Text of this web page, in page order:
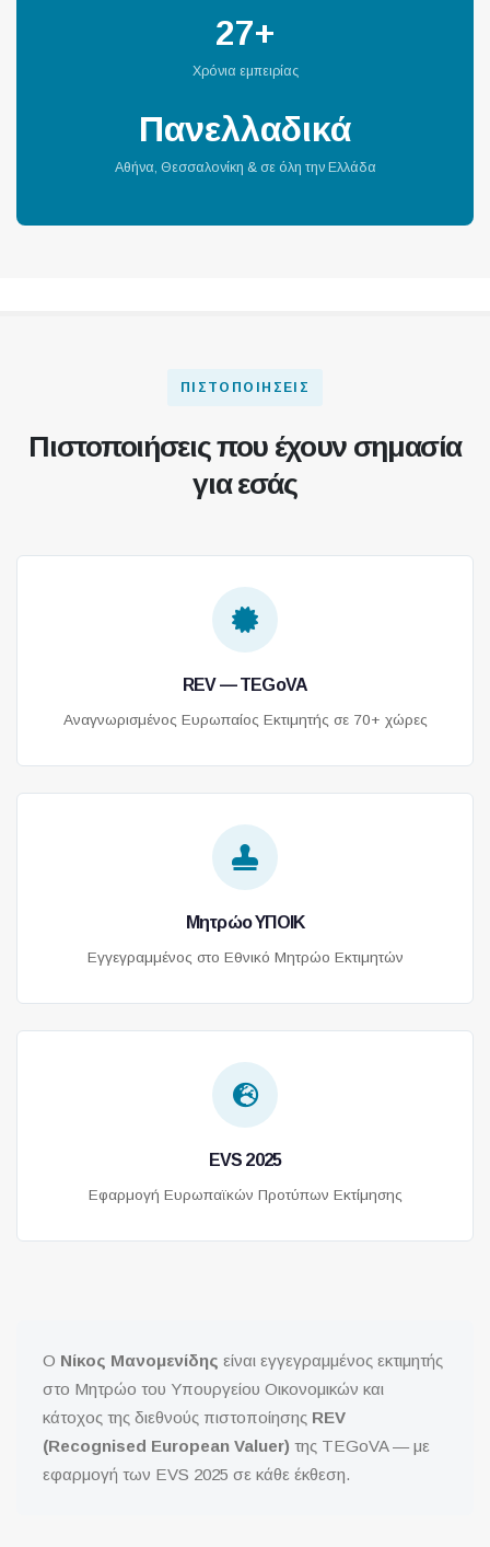
27+
Χρόνια εμπειρίας
Πανελλαδικά
Αθήνα, Θεσσαλονίκη & σε όλη την Ελλάδα
ΠΙΣΤΟΠΟΙΉΣΕΙΣ
Πιστοποιήσεις που έχουν σημασία
για εσάς
REV — TEGoVA
Αναγνωρισμένος Ευρωπαίος Εκτιμητής σε 70+ χώρες
Μητρώο ΥΠΟΙΚ
Εγγεγραμμένος στο Εθνικό Μητρώο Εκτιμητών
EVS 2025
Εφαρμογή Ευρωπαϊκών Προτύπων Εκτίμησης
Ο Νίκος Μανομενίδης είναι εγγεγραμμένος εκτιμητής
στο Μητρώο του Υπουργείου Οικονομικών και
κάτοχος της διεθνούς πιστοποίησης REV
(Recognised European Valuer) της TEGoVA — με
εφαρμογή των EVS 2025 σε κάθε έκθεση.